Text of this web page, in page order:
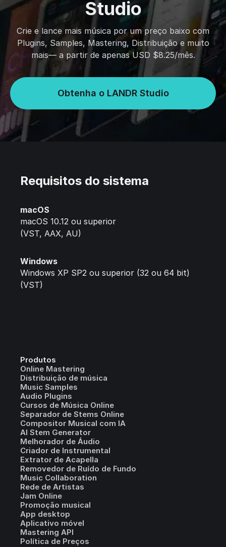
Studio
Crie e lance mais música por um preço baixo com
Plugins, Samples, Mastering, Distribuição e muito
mais— a partir de apenas USD $8.25/mês.
Obtenha o LANDR Studio
Requisitos do sistema
macOS
macOS 10.12 ou superior
(VST, AAX, AU)
Windows
Windows XP SP2 ou superior (32 ou 64 bit)
(VST)
Produtos
Online Mastering
Distribuição de música
Music Samples
Audio Plugins
Cursos de Música Online
Separador de Stems Online
Compositor Musical com IA
AI Stem Generator
Melhorador de Áudio
Criador de Instrumental
Extrator de Acapella
Removedor de Ruído de Fundo
Music Collaboration
Rede de Artistas
Jam Online
Promoção musical
App desktop
Aplicativo móvel
Mastering API
Política de Preços